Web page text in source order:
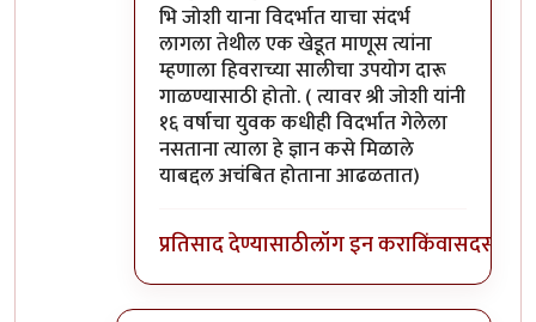
भि जोशी याना विदर्भात याचा संदर्भ
लागला तेथील एक खेडूत माणूस त्यांना
म्हणाला हिवराच्या सालीचा उपयोग दारू
गाळण्यासाठी होतो. ( त्यावर श्री जोशी यांनी
१६ वर्षाचा युवक कधीही विदर्भात गेलेला
नसताना त्याला हे ज्ञान कसे मिळाले
याबद्दल अचंबित होताना आढळतात)
प्रतिसाद देण्यासाठीलॉग इन कराकिंवासदस्य व्हा